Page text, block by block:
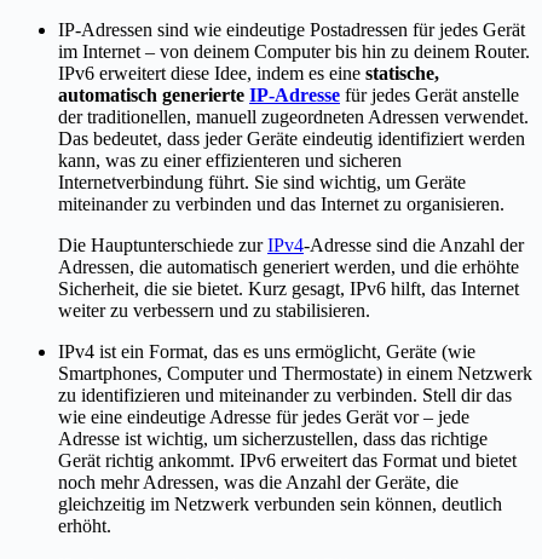
IP-Adressen sind wie eindeutige Postadressen für jedes Gerät
im Internet – von deinem Computer bis hin zu deinem Router.
IPv6 erweitert diese Idee, indem es eine statische,
automatisch generierte IP-Adresse für jedes Gerät anstelle
der traditionellen, manuell zugeordneten Adressen verwendet.
Das bedeutet, dass jeder Geräte eindeutig identifiziert werden
kann, was zu einer effizienteren und sicheren
Internetverbindung führt. Sie sind wichtig, um Geräte
miteinander zu verbinden und das Internet zu organisieren.
Die Hauptunterschiede zurIPv4-Adresse sind die Anzahl der
Adressen, die automatisch generiert werden, und die erhöhte
Sicherheit, die sie bietet. Kurz gesagt, IPv6 hilft, das Internet
weiter zu verbessern und zu stabilisieren.
IPv4 ist ein Format, das es uns ermöglicht, Geräte (wie
Smartphones, Computer und Thermostate) in einem Netzwerk
zu identifizieren und miteinander zu verbinden. Stell dir das
wie eine eindeutige Adresse für jedes Gerät vor – jede
Adresse ist wichtig, um sicherzustellen, dass das richtige
Gerät richtig ankommt. IPv6 erweitert das Format und bietet
noch mehr Adressen, was die Anzahl der Geräte, die
gleichzeitig im Netzwerk verbunden sein können, deutlich
erhöht.